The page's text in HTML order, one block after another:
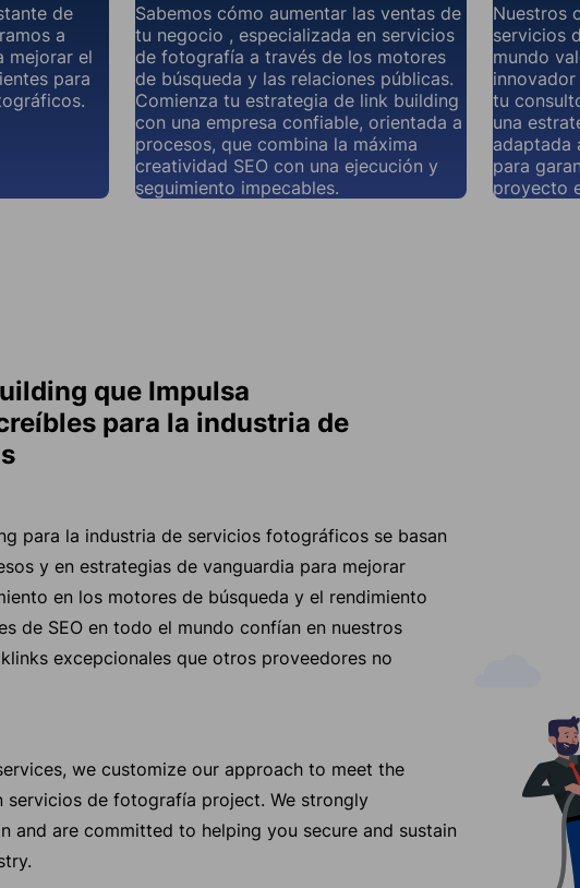
de
a
mejorar el
para
Sabemos cómo aumentar las ventas de
tu negocio , especializada en servicios
de fotografía a través de los motores
de búsqueda y las relaciones públicas.
Comienza tu estrategia de link building
con una empresa confiable, orientada a
procesos, que combina la máxima
creatividad SEO con una ejecución y
seguimiento impecables.
Nuestros
servicios
mundo
tu
una
adaptada
para
proyecto
que Impulsa
para la industria de
para la industria de servicios fotográficos se basan
y en estrategias de vanguardia para mejorar
en los motores de búsqueda y el rendimiento
de SEO en todo el mundo confían en nuestros
excepcionales que otros proveedores no
we customize our approach to meet the
servicios de fotografía project. We strongly
and are committed to helping you secure and sustain